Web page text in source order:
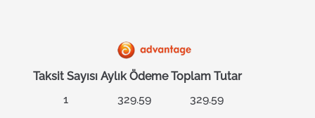
Taksit Sayısı Aylık Ödeme Toplam Tutar
1
329.59 329.59